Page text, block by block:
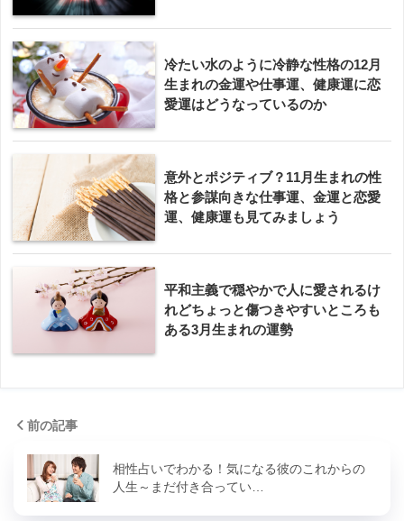
冷たい水のように冷静な性格の12月
生まれの金運や仕事運、健康運に恋
愛運はどうなっているのか
意外とポジティブ？11月生まれの性
格と参謀向きな仕事運、金運と恋愛
運、健康運も見てみましょう
平和主義で穏やかで人に愛されるけ
れどちょっと傷つきやすいところも
ある3月生まれの運勢
前の記事
相性占いでわかる！気になる彼のこれからの
人生～まだ付き合ってい…